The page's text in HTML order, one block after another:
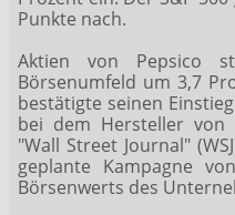
Punkte nach.
Aktien von Pepsico
Börsenumfeld um 3,7
bestätigte seinen
bei dem Hersteller von
"Wall Street Journal"
geplante Kampagne
Börsenwerts des